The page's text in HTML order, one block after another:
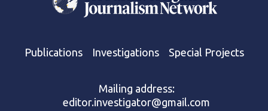
Publications Investigations Special Projects
Mailing address:
editor.investigator@gmail.com